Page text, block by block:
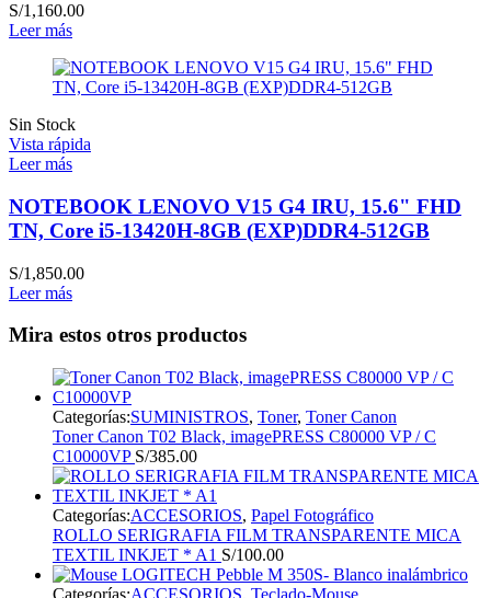
S/1,160.00
Leer más
Sin Stock
Vista rápida
Leer más
NOTEBOOK LENOVO V15 G4 IRU, 15.6" FHD
TN, Core i5-13420H-8GB (EXP)DDR4-512GB
S/1,850.00
Leer más
Mira estos otros productos
Categorías:SUMINISTROS, Toner, Toner Canon
Toner Canon T02 Black, imagePRESS C80000 VP / C
C10000VP S/385.00
Categorías:ACCESORIOS, Papel Fotográfico
ROLLO SERIGRAFIA FILM TRANSPARENTE MICA
TEXTIL INKJET * A1 S/100.00
Categorías:ACCESORIOS, Teclado-Mouse